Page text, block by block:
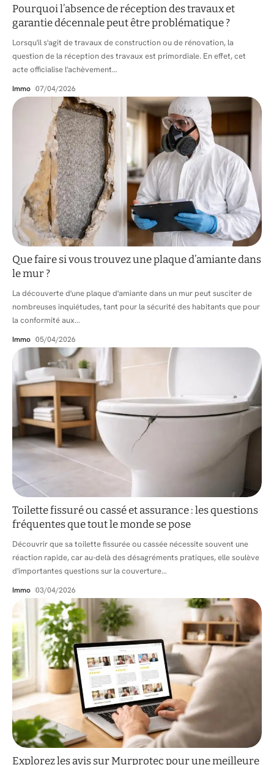
Pourquoi l’absence de réception des travaux et
garantie décennale peut être problématique ?
Lorsqu'il s'agit de travaux de construction ou de rénovation, la
question de la réception des travaux est primordiale. En effet, cet
acte officialise l'achèvement…
Immo 07/04/2026
Que faire si vous trouvez une plaque d’amiante dans
le mur ?
La découverte d'une plaque d'amiante dans un mur peut susciter de
nombreuses inquiétudes, tant pour la sécurité des habitants que pour
la conformité aux…
Immo 05/04/2026
Toilette fissuré ou cassé et assurance : les questions
fréquentes que tout le monde se pose
Découvrir que sa toilette fissurée ou cassée nécessite souvent une
réaction rapide, car au-delà des désagréments pratiques, elle soulève
d'importantes questions sur la couverture…
Immo 03/04/2026
Explorez les avis sur Murprotec pour une meilleure